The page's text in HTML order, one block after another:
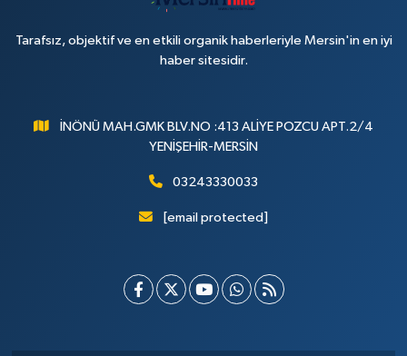
Tarafsız, objektif ve en etkili organik haberleriyle Mersin'in en iyi
haber sitesidir.
İNÖNÜ MAH.GMK BLV.NO :413 ALİYE POZCU APT.2/4
YENİŞEHİR-MERSİN
03243330033
[email protected]